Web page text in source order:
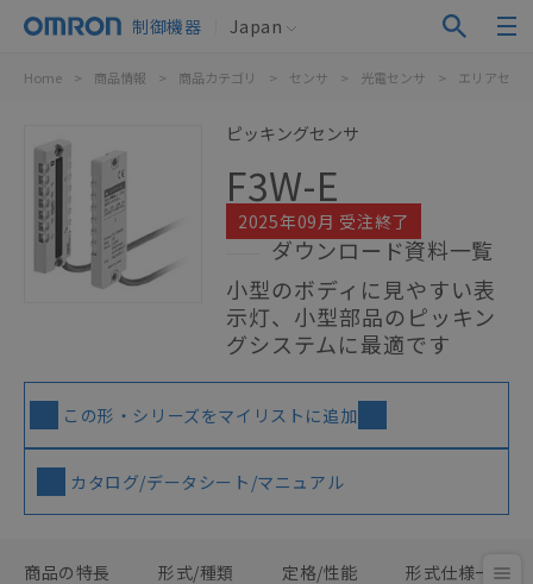
制御機器 Japan
Home > 商品情報 > 商品カテゴリ > センサ > 光電センサ > エリアセン
ピッキングセンサ
F3W-E
2025年09月 受注終了
ダウンロード資料一覧
小型のボディに見やすい表
示灯、小型部品のピッキン
グシステムに最適です
この形・シリーズをマイリストに追加
カタログ/データシート/マニュアル
商品の特長 形式/種類 定格/性能 形式仕様一覧